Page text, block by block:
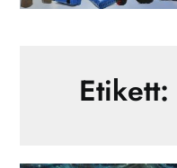
Etikett: